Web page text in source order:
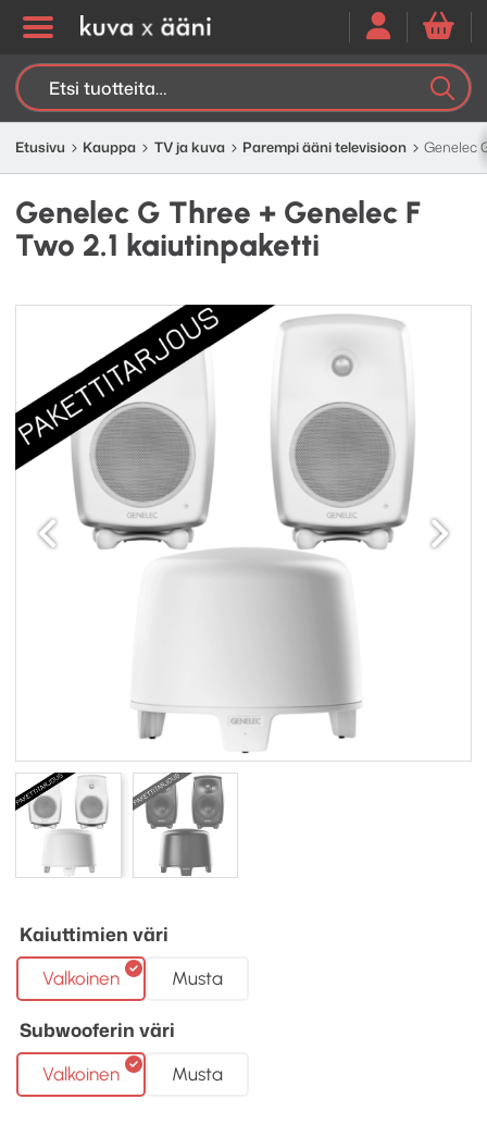
Etsi:
Etusivu Kauppa TV ja kuva Parempi ääni televisioon Genelec
Genelec G Three + Genelec F
Two 2.1 kaiutinpaketti
Edellinen
Kaiuttimien väri
Valkoinen Musta
Subwooferin väri
Valkoinen Musta